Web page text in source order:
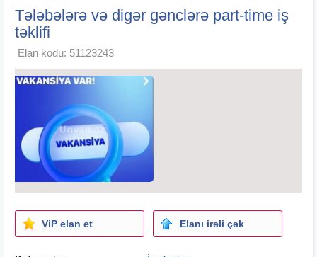
Tələbələrə və digər gənclərə part-time iş
təklifi
Elan kodu: 51123243
ViP elan et Elanı irəli çək